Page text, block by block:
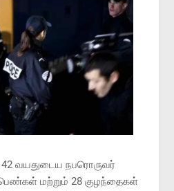
வயதுடைய நபரொருவர்
மற்றும் 28 குழந்தைகள்